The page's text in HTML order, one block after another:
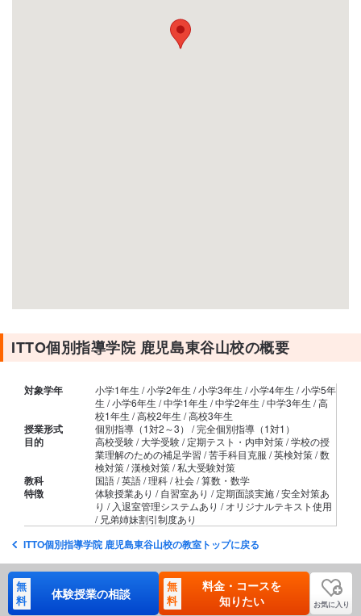
ITTO個別指導学院 鹿児島東谷山校の概要
対象学年
小学1年生 / 小学2年生 / 小学3年生 / 小学4年生 / 小学5年
生 / 小学6年生 / 中学1年生 / 中学2年生 / 中学3年生 / 高
校1年生 / 高校2年生 / 高校3年生
授業形式 個別指導（1対2～3） / 完全個別指導（1対1）
目的
高校受験 / 大学受験 / 定期テスト・内申対策 / 学校の授
業理解のための補足学習 / 苦手科目克服 / 英検対策 / 数
検対策 / 漢検対策 / 私大受験対策
教科 国語 / 英語 / 理科 / 社会 / 算数・数学
特徴
体験授業あり / 自習室あり / 定期面談実施 / 安全対策あ
り / 入退室管理システムあり / オリジナルテキスト使用
/ 兄弟姉妹割引制度あり
ITTO個別指導学院 鹿児島東谷山校の教室トップに戻る
無
料
体験授業の相談
無
料
料金・コースを
知りたい
お気に入り